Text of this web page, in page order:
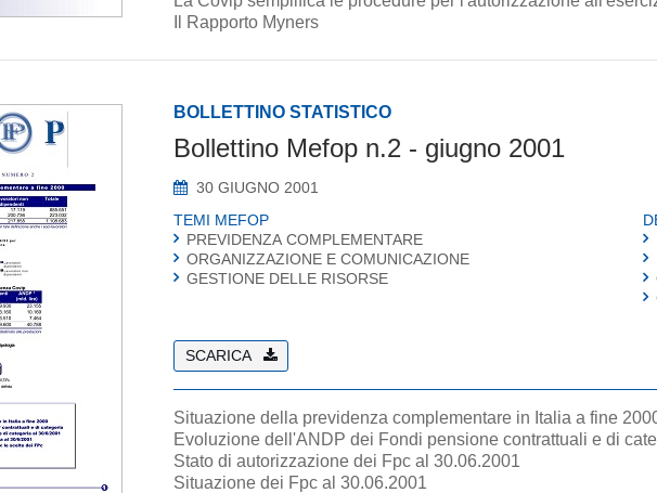
Il Rapporto Myners
BOLLETTINO STATISTICO
Bollettino Mefop n.2 - giugno 2001
30 GIUGNO 2001
TEMI MEFOP
PREVIDENZA COMPLEMENTARE
ORGANIZZAZIONE E COMUNICAZIONE
GESTIONE DELLE RISORSE
SCARICA
Situazione della previdenza complementare in Italia a fine
Evoluzione dell'ANDP dei Fondi pensione contrattuali e di
Stato di autorizzazione dei Fpc al 30.06.2001
Situazione dei Fpc al 30.06.2001